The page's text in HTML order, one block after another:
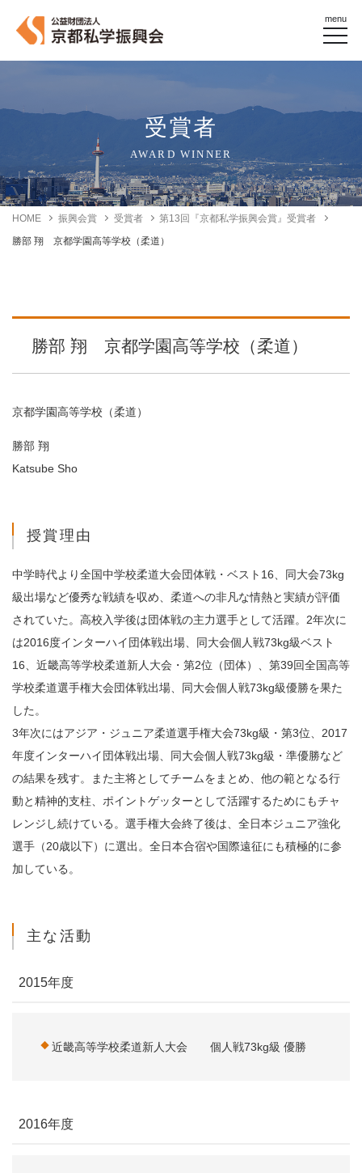
menu
受賞者
AWARD WINNER
HOME 振興会賞 受賞者
第13回『京都私学振興会賞』受賞者
勝部 翔 京都学園高等学校（柔道）
勝部 翔 京都学園高等学校（柔道）
京都学園高等学校（柔道）
勝部 翔
Katsube Sho
授賞理由
中学時代より全国中学校柔道大会団体戦・ベスト16、同大会73kg
級出場など優秀な戦績を収め、柔道への非凡な情熱と実績が評価
されていた。高校入学後は団体戦の主力選手として活躍。2年次に
は2016度インターハイ団体戦出場、同大会個人戦73kg級ベスト
16、近畿高等学校柔道新人大会・第2位（団体）、第39回全国高等
学校柔道選手権大会団体戦出場、同大会個人戦73kg級優勝を果た
した。
3年次にはアジア・ジュニア柔道選手権大会73kg級・第3位、2017
年度インターハイ団体戦出場、同大会個人戦73kg級・準優勝など
の結果を残す。また主将としてチームをまとめ、他の範となる行
動と精神的支柱、ポイントゲッターとして活躍するためにもチャ
レンジし続けている。選手権大会終了後は、全日本ジュニア強化
選手（20歳以下）に選出。全日本合宿や国際遠征にも積極的に参
加している。
主な活動
2015年度
近畿高等学校柔道新人大会 個人戦73kg級 優勝
2016年度